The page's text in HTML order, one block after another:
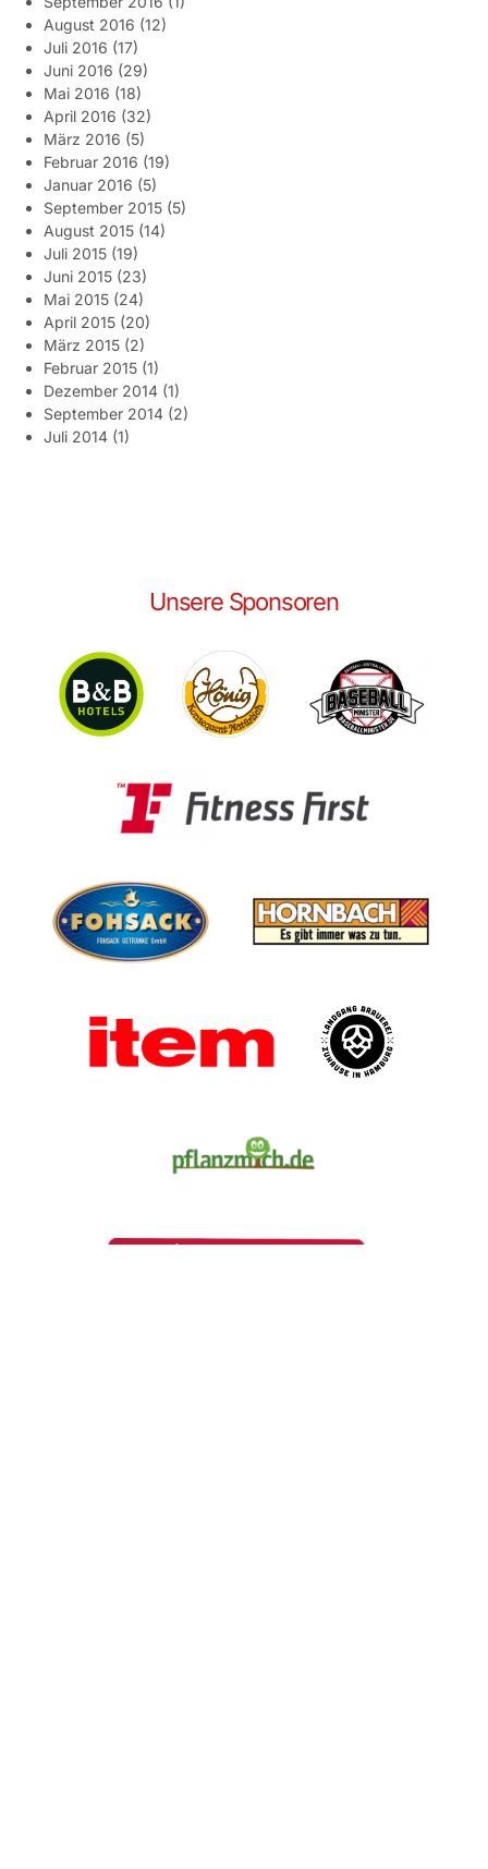
August 2016 (12)
Juli 2016 (17)
Juni 2016 (29)
Mai 2016 (18)
April 2016 (32)
März 2016 (5)
Februar 2016 (19)
Januar 2016 (5)
September 2015 (5)
August 2015 (14)
Juli 2015 (19)
Juni 2015 (23)
Mai 2015 (24)
April 2015 (20)
März 2015 (2)
Februar 2015 (1)
Dezember 2014 (1)
September 2014 (2)
Juli 2014 (1)
Unsere Sponsoren